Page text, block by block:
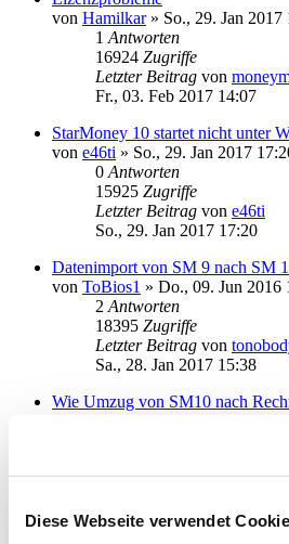
Diese Webseite verwendet
von Hamilkar» So., 29. Jan 2017
1 Antworten
16924 Zugriffe
Letzter Beitrag von
Fr., 03. Feb 2017 14:07
StarMoney 10 startet nicht unter
von e46ti » So., 29. Jan 2017
0 Antworten
15925 Zugriffe
Letzter Beitrag von e46ti
So., 29. Jan 2017 17:20
Datenimport von SM 9 nach SM
von ToBios1 » Do., 09. Jun 2016
2 Antworten
18395 Zugriffe
Letzter Beitrag von
Sa., 28. Jan 2017 15:38
Wie Umzug von SM10 nach
Letzter Beitragvonkuddel